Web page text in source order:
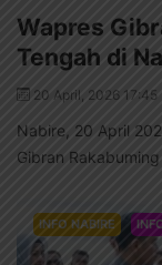
Wapres
Tengah di
20 April, 2026 17:45
Nabire, 20 April
Gibran
INFO NABIRE